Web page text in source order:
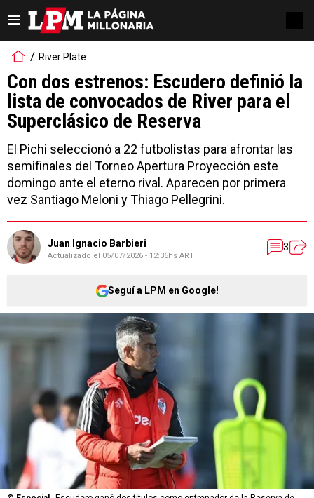
River Plate
Con dos estrenos: Escudero definió la
lista de convocados de River para el
Superclásico de Reserva
El Pichi seleccionó a 22 futbolistas para afrontar las
semifinales del Torneo Apertura Proyección este
domingo ante el eterno rival. Aparecen por primera
vez Santiago Meloni y Thiago Pellegrini.
Juan Ignacio Barbieri
Actualizado el 05/07/2026 - 12:36hs ART
3
Seguí a LPM en Google!